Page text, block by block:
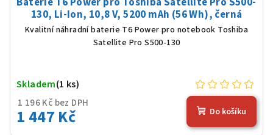
130, Li-Ion, 10,8 V, 5200 mAh (56 Wh), černá
Kvalitní náhradní baterie T6 Power pro notebook Toshiba
Satellite Pro S500-130
1 196 Kč bez DPH
1 447 Kč
Skladem(1 ks)
Do košíku